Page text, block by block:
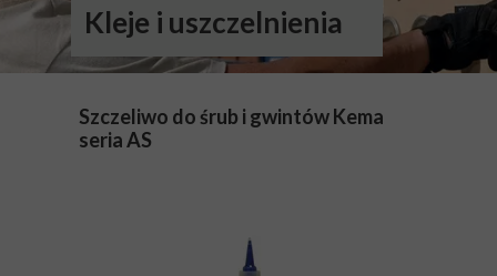
Kleje i uszczelnienia
Szczeliwo do śrub i gwintów Kema
seria AS